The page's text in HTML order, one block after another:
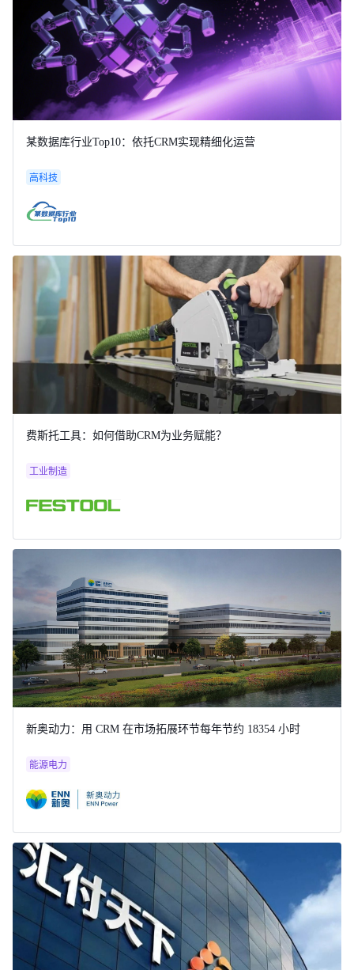
某数据库行业Top10：依托CRM实现精细化运营
高科技
费斯托工具：如何借助CRM为业务赋能？
工业制造
新奥动力：用 CRM 在市场拓展环节每年节约 18354 小时
能源电力